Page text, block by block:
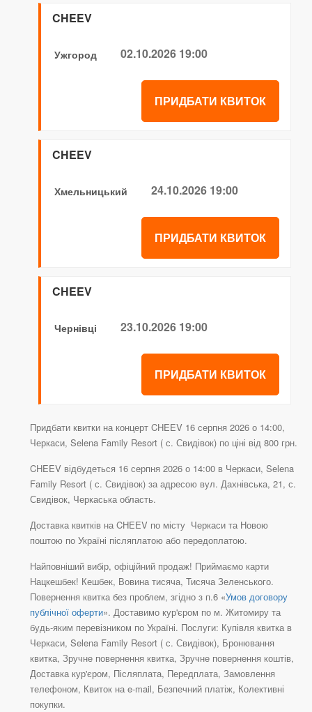
CHEEV
Ужгород 02.10.2026 19:00
ПРИДБАТИ КВИТОК
CHEEV
Хмельницький 24.10.2026 19:00
ПРИДБАТИ КВИТОК
CHEEV
Чернівці 23.10.2026 19:00
ПРИДБАТИ КВИТОК
Придбати квитки на концерт CHEEV 16 серпня 2026 о 14:00,
Черкаси, Selena Family Resort ( с. Свидівок) по ціні від 800 грн.
CHEEV відбудеться 16 серпня 2026 о 14:00 в Черкаси, Selena
Family Resort ( с. Свидівок) за адресою вул. Дахнівська, 21, с.
Свидівок, Черкаська область.
Доставка квитків на CHEEV по місту Черкаси та Новою
поштою по Україні післяплатою або передоплатою.
Найповніший вибір, офіційний продаж! Приймаємо карти
Нацкешбек! Кешбек, Вовина тисяча, Тисяча Зеленського.
Повернення квитка без проблем, згідно з п.6 «Умов договору
публічної оферти». Доставимо кур'єром по м. Житомиру та
будь-яким перевізником по Україні. Послуги: Купівля квитка в
Черкаси, Selena Family Resort ( с. Свидівок), Бронювання
квитка, Зручне повернення квитка, Зручне повернення коштів,
Доставка кур'єром, Післяплата, Передплата, Замовлення
телефоном, Квиток на e-mail, Безпечний платіж, Колективні
покупки.